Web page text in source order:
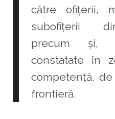
către ofițerii,
subofițerii
precum și,
constatate în
competență,
frontieră.